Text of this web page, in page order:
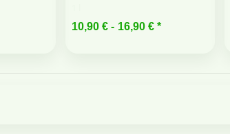
10,90 € - 16,90 €*